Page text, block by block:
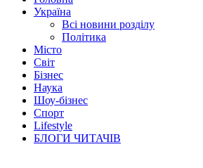
Україна
Всі новини розділу
Політика
Місто
Світ
Бізнес
Наука
Шоу-бізнес
Спорт
Lifestyle
БЛОГИ ЧИТАЧІВ